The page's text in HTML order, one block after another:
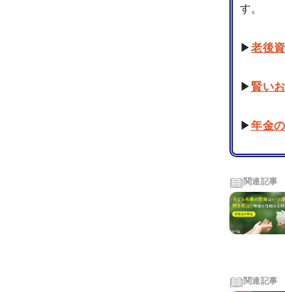
す。
▶老後
▶ 賢い
▶年金
関連記事
関連記事